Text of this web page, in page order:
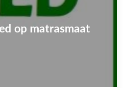
op matrasmaat